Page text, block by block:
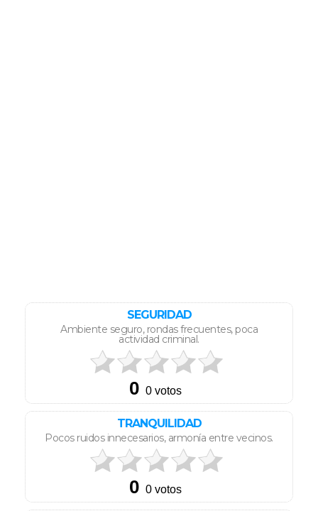
SEGURIDAD
Ambiente seguro, rondas frecuentes, poca
actividad criminal.
TRANQUILIDAD
Pocos ruidos innecesarios, armonía entre vecinos.